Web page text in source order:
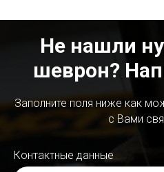
Не нашли
шеврон?
Заполните поля ниже как
с Вами
Контактные данные